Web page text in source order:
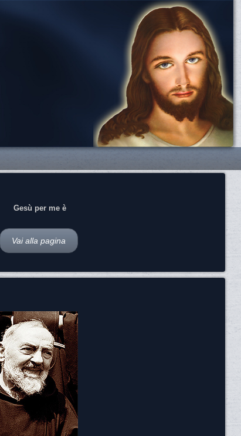
Gesù per me è
Vai alla pagina